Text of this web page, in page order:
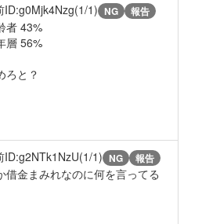
ID:g0Mjk4Nzg(1/1) NG 報告
者 43%
層 56%
ろと？
ID:g2NTk1NzU(1/1) NG 報告
借金まみれなのに何を言ってる